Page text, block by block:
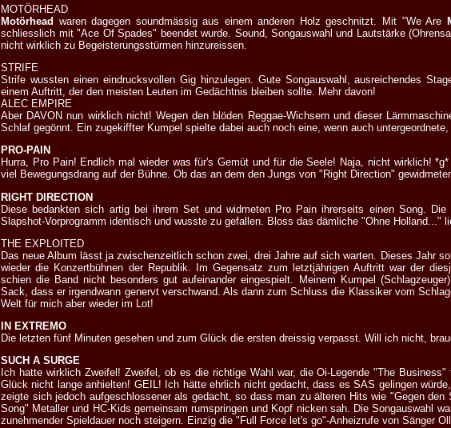
MOTÖRHEAD
Motörhead waren dagegen soundmässig aus einem anderen Holz geschnitzt. Mit "We Are
schliesslich mit "Ace Of Spades" beendet wurde. Sound, Songauswahl und Lautstärke
nicht wirklich zu Begeisterungsstürmen hinzureissen.
STRIFE
Strife wussten einen eindrucksvollen Gig hinzulegen. Gute Songauswahl, ausreichendes
einem Auftritt, der den meisten Leuten im Gedächtnis bleiben sollte. Mehr davon!
ALEC EMPIRE
Aber DAVON nun wirklich nicht! Wegen den blöden Reggae-Wichsern und dieser
Schlaf gegönnt. Ein zugekiffter Kumpel spielte dabei auch noch eine, wenn auch untergeordnete,
PRO-PAIN
Hurra, Pro Pain! Endlich mal wieder was für's Gemüt und für die Seele! Naja, nicht wirklich!
viel Bewegungsdrang auf der Bühne. Ob das an dem den Jungs von "Right Direction"
RIGHT DIRECTION
Diese bedankten sich artig bei ihrem Set und widmeten Pro Pain ihrerseits einen Song.
Slapshot-Vorprogramm identisch und wusste zu gefallen. Bloss das dämliche "Ohne Holland..."
THE EXPLOITED
Das neue Album lässt ja zwischenzeitlich schon zwei, drei Jahre auf sich warten. Dieses Jahr
wieder die Konzertbühnen der Republik. Im Gegensatz zum letztjährigen Auftritt war der
schien die Band nicht besonders gut aufeinander eingespielt. Meinem Kumpel
Sack, dass er irgendwann genervt verschwand. Als dann zum Schluss die Klassiker vom
Welt für mich aber wieder im Lot!
IN EXTREMO
Die letzten fünf Minuten gesehen und zum Glück die ersten dreissig verpasst. Will ich nicht,
SUCH A SURGE
Ich hatte wirklich Zweifel! Zweifel, ob es die richtige Wahl war, die Oi-Legende "The
Glück nicht lange anhielten! GEIL! Ich hätte ehrlich nicht gedacht, dass es SAS gelingen
zeigte sich jedoch aufgeschlossener als gedacht, so dass man zu älteren Hits wie "Gegen den
Song" Metaller und HC-Kids gemeinsam rumspringen und Kopf nicken sah. Die Songauswahl
zunehmender Spieldauer noch steigern. Einzig die "Full Force let's go"-Anheizrufe von Sänger